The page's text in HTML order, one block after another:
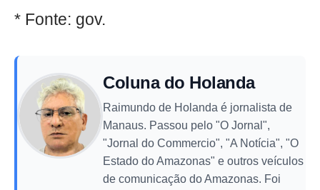
* Fonte: gov.
Coluna do Holanda
Raimundo de Holanda é jornalista de
Manaus. Passou pelo "O Jornal",
"Jornal do Commercio", "A Notícia", "O
Estado do Amazonas" e outros veículos
de comunicação do Amazonas. Foi